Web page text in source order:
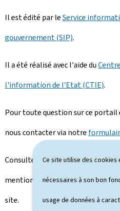
Ce site utilise des cookies
nécessaires à son bon
usage de données à
Il est édité par leService
gouvernement (SIP).
Il a été réalisé avec l'aide du
l'information de l'Etat (CTIE).
Pour toute question sur ce portail
nous contacter via notre
Consultez lanotice légalepour
mentions légales et des
site.